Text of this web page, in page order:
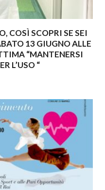
COSÌ SCOPRI SE SEI
13 GIUGNO ALLE
“MANTENERSI
L’USO “